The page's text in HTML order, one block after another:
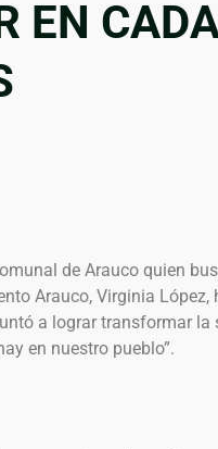
EN
de Arauco quien
Arauco, Virginia
a lograr transformar la
en nuestro pueblo”.